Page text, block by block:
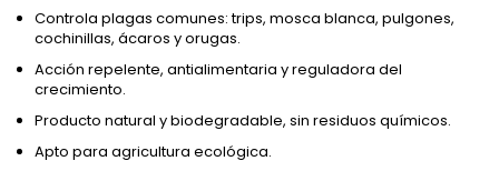
Controla plagas comunes: trips, mosca blanca, pulgones,
cochinillas, ácaros y orugas.
Acción repelente, antialimentaria y reguladora del
crecimiento.
Producto natural y biodegradable, sin residuos químicos.
Apto para agricultura ecológica.